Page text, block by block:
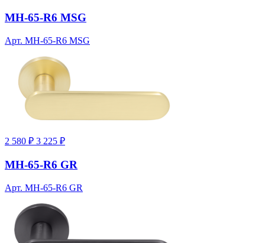
MH-65-R6 MSG
Арт. MH-65-R6 MSG
2 580 ₽ 3 225 ₽
MH-65-R6 GR
Арт. MH-65-R6 GR